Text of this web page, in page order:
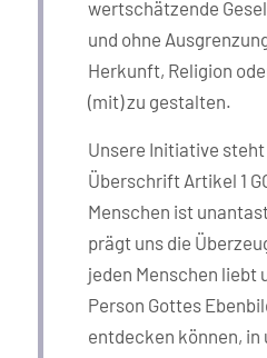
wertschätzende
und ohne
Herkunft, Religion
(mit) zu gestalten.
Unsere Initiative
Überschrift Artikel 1
Menschen ist
prägt uns die
jeden Menschen liebt
Person Gottes
entdecken können, in